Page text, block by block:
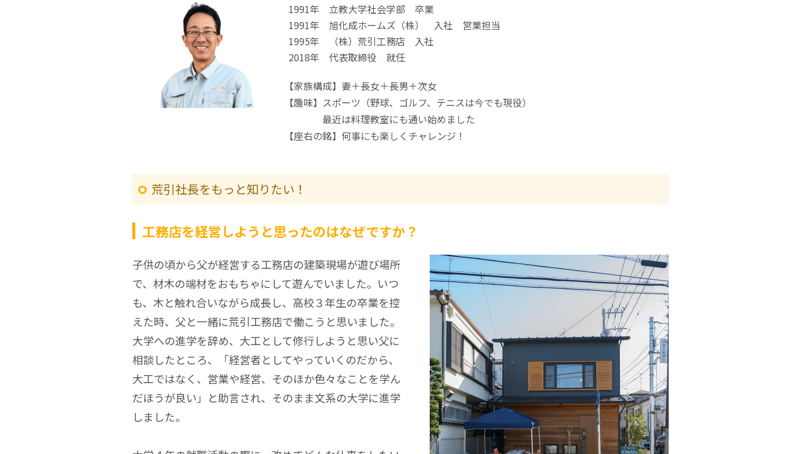
1991年 立教大学社会学部 卒業
1991年 旭化成ホームズ（株） 入社 営業担当
1995年 （株）荒引工務店 入社
2018年 代表取締役 就任
【家族構成】妻＋長女＋長男＋次女
【趣味】スポーツ（野球、ゴルフ、テニスは今でも現役）
最近は料理教室にも通い始めました
【座右の銘】何事にも楽しくチャレンジ！
荒引社長をもっと知りたい！
工務店を経営しようと思ったのはなぜですか？
子供の頃から父が経営する工務店の建築現場が遊び場所
で、材木の端材をおもちゃにして遊んでいました。いつ
も、木と触れ合いながら成長し、高校３年生の卒業を控
えた時、父と一緒に荒引工務店で働こうと思いました。
大学への進学を辞め、大工として修行しようと思い父に
相談したところ、「経営者としてやっていくのだから、
大工ではなく、営業や経営、そのほか色々なことを学ん
だほうが良い」と助言され、そのまま文系の大学に進学
しました。